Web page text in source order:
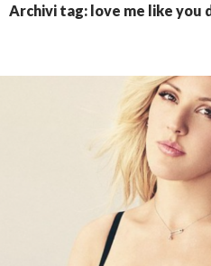
Archivi tag: love me like you